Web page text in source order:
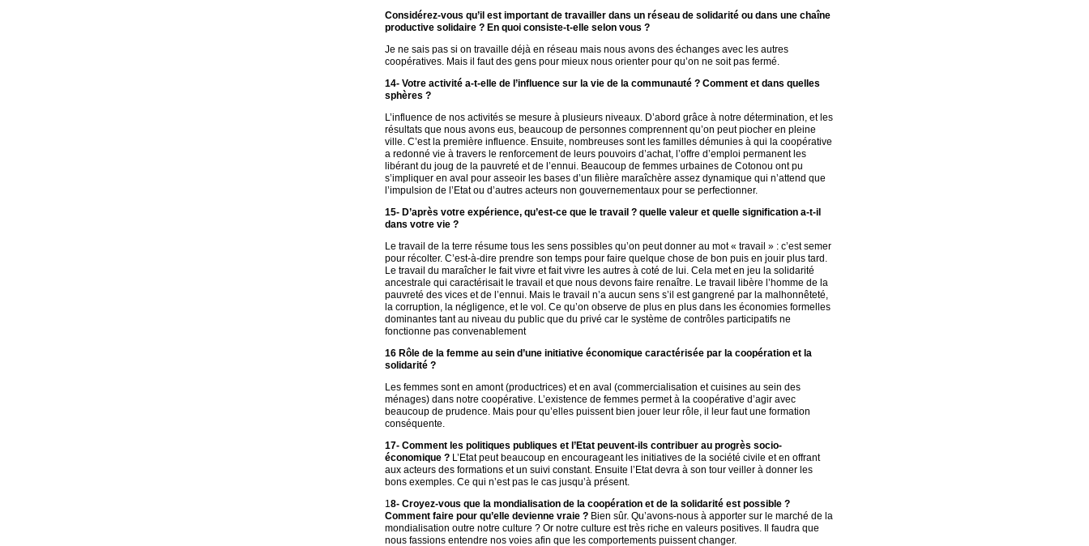
Considérez-vous qu’il est important de travailler dans un réseau de solidarité ou dans une chaîne
productive solidaire ? En quoi consiste-t-elle selon vous ?
Je ne sais pas si on travaille déjà en réseau mais nous avons des échanges avec les autres
coopératives. Mais il faut des gens pour mieux nous orienter pour qu’on ne soit pas fermé.
14- Votre activité a-t-elle de l’influence sur la vie de la communauté ? Comment et dans quelles
sphères ?
L’influence de nos activités se mesure à plusieurs niveaux. D’abord grâce à notre détermination, et les
résultats que nous avons eus, beaucoup de personnes comprennent qu’on peut piocher en pleine
ville. C’est la première influence. Ensuite, nombreuses sont les familles démunies à qui la coopérative
a redonné vie à travers le renforcement de leurs pouvoirs d’achat, l’offre d’emploi permanent les
libérant du joug de la pauvreté et de l’ennui. Beaucoup de femmes urbaines de Cotonou ont pu
s’impliquer en aval pour asseoir les bases d’un filière maraîchère assez dynamique qui n’attend que
l’impulsion de l’Etat ou d’autres acteurs non gouvernementaux pour se perfectionner.
15- D’après votre expérience, qu’est-ce que le travail ? quelle valeur et quelle signification a-t-il
dans votre vie ?
Le travail de la terre résume tous les sens possibles qu’on peut donner au mot « travail » : c’est semer
pour récolter. C’est-à-dire prendre son temps pour faire quelque chose de bon puis en jouir plus tard.
Le travail du maraîcher le fait vivre et fait vivre les autres à coté de lui. Cela met en jeu la solidarité
ancestrale qui caractérisait le travail et que nous devons faire renaître. Le travail libère l’homme de la
pauvreté des vices et de l’ennui. Mais le travail n’a aucun sens s’il est gangrené par la malhonnêteté,
la corruption, la négligence, et le vol. Ce qu’on observe de plus en plus dans les économies formelles
dominantes tant au niveau du public que du privé car le système de contrôles participatifs ne
fonctionne pas convenablement
16 Rôle de la femme au sein d’une initiative économique caractérisée par la coopération et la
solidarité ?
Les femmes sont en amont (productrices) et en aval (commercialisation et cuisines au sein des
ménages) dans notre coopérative. L’existence de femmes permet à la coopérative d’agir avec
beaucoup de prudence. Mais pour qu’elles puissent bien jouer leur rôle, il leur faut une formation
conséquente.
17- Comment les politiques publiques et l’Etat peuvent-ils contribuer au progrès socio-
économique ? L’Etat peut beaucoup en encourageant les initiatives de la société civile et en offrant
aux acteurs des formations et un suivi constant. Ensuite l’Etat devra à son tour veiller à donner les
bons exemples. Ce qui n’est pas le cas jusqu’à présent.
18- Croyez-vous que la mondialisation de la coopération et de la solidarité est possible ?
Comment faire pour qu’elle devienne vraie ? Bien sûr. Qu’avons-nous à apporter sur le marché de la
mondialisation outre notre culture ? Or notre culture est très riche en valeurs positives. Il faudra que
nous fassions entendre nos voies afin que les comportements puissent changer.